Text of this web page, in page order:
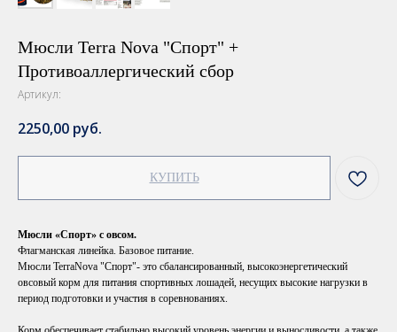
Мюсли Terra Nova "Спорт" +
Противоаллергический сбор
Артикул:
2250,00 руб.
КУПИТЬ
Мюсли «Спорт» с овсом.
Флагманская линейка. Базовое питание.
Мюсли TerraNova "Спорт"- это сбалансированный, высокоэнергетический
овсовый корм для питания спортивных лошадей, несущих высокие нагрузки в
период подготовки и участия в соревнованиях.